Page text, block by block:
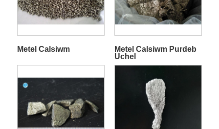
Metel Calsiwm
Metel Calsiwm Purdeb
Uchel